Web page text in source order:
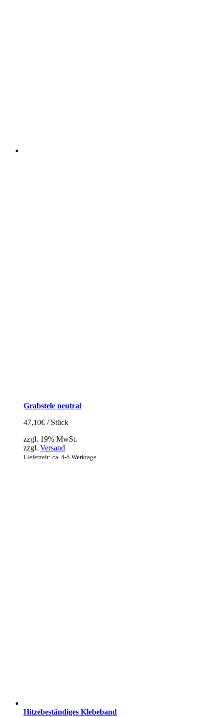
Grabstele neutral
47,10€ / Stück
zzgl. 19% MwSt.
zzgl. Versand
Lieferzeit: ca. 4-5 Werktage
Hitzebeständiges Klebeband